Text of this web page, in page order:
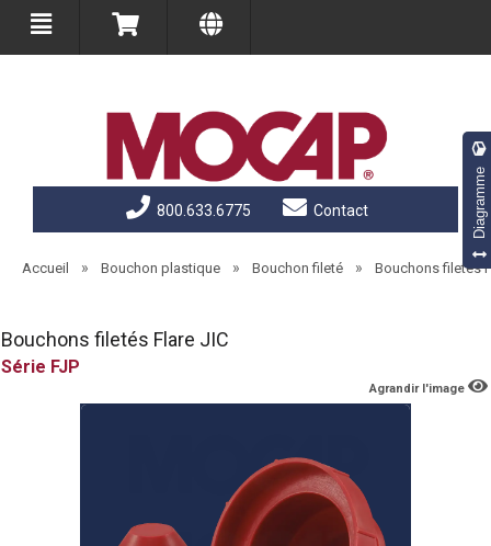
800.633.6775 Contact
Accueil » Bouchon plastique » Bouchon fileté » Bouchons filetés
Bouchons filetés Flare JIC
FJP
Agrandir l'image
Diagramme